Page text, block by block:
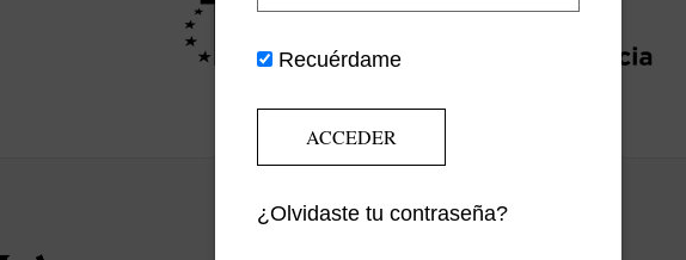
Recuérdame
¿Olvidaste tu contraseña?